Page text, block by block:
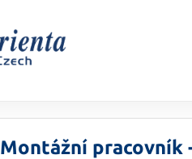
Montážní pracovník